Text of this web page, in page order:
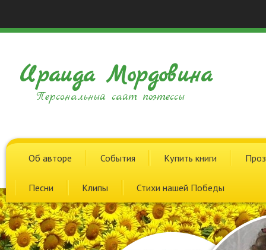
Ираида Мордовина
Персональный сайт поэтессы
Об авторе События Купить книги
Песни Клипы Стихи нашей Победы